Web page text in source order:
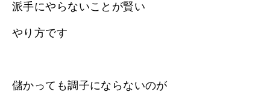
派手にやらないことが賢い
やり方です
儲かっても調子にならないのが